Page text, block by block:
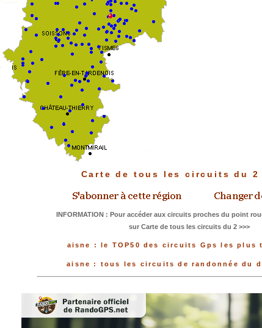
Carte de tous les circuits du 2
INFORMATION : Pour accéder aux circuits proches du point
sur Carte de tous les circuits du 2 >>>
aisne : le TOP50 des circuits Gps les plus
aisne : tous les circuits de randonnée du